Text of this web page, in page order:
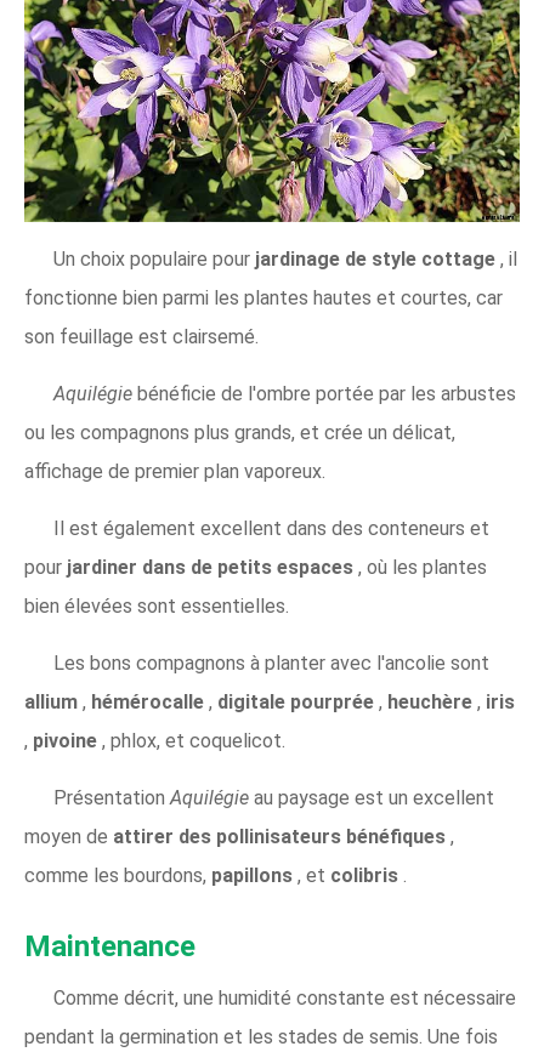
Un choix populaire pour jardinage de style cottage , il
fonctionne bien parmi les plantes hautes et courtes, car
son feuillage est clairsemé.
Aquilégie bénéficie de l'ombre portée par les arbustes
ou les compagnons plus grands, et crée un délicat,
affichage de premier plan vaporeux.
Il est également excellent dans des conteneurs et
pour jardiner dans de petits espaces , où les plantes
bien élevées sont essentielles.
Les bons compagnons à planter avec l'ancolie sont
allium , hémérocalle , digitale pourprée , heuchère , iris
, pivoine , phlox, et coquelicot.
Présentation Aquilégie au paysage est un excellent
moyen de attirer des pollinisateurs bénéfiques ,
comme les bourdons, papillons , et colibris
Maintenance
Comme décrit, une humidité constante est nécessaire
pendant la germination et les stades de semis. Une fois